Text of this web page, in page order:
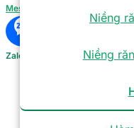
Niềng
Niềng
Messenger
Zalo